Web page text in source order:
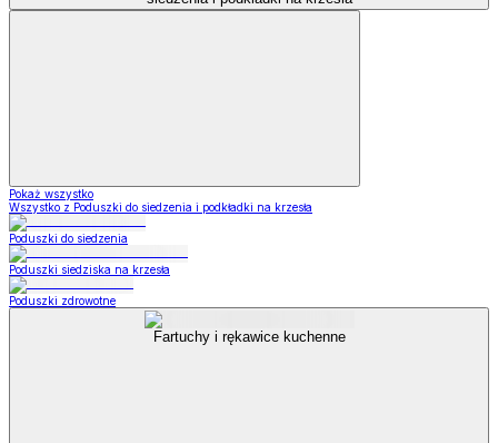
Pokaż wszystko
Wszystko z Poduszki do siedzenia i podkładki na krzesła
Poduszki do siedzenia
Poduszki siedziska na krzesła
Poduszki zdrowotne
Fartuchy i rękawice kuchenne